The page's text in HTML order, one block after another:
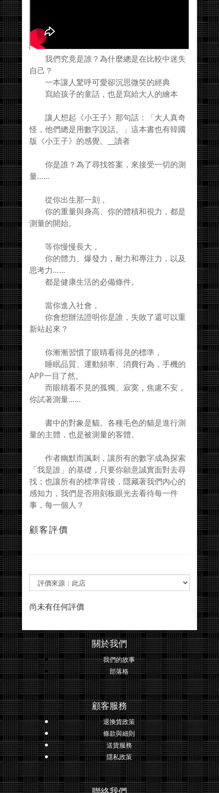
我們究竟是誰？為什麼總是在比較中迷失
自己？
一本讓人驚呼可愛卻沉思微笑的經典
寫給孩子的童話，也是寫給大人的繪本
讓人想起《小王子》那句話：「大人真奇
怪，他們總是用數字說話。」這本書也有韓國
版《小王子》的感覺。__讀者
你是誰？為了尋找答案，來接受一切的測
量……
從你出生那一刻，
你的重量與身高、你的體積和視力，都是
測量的開始。
等你慢慢長大，
你的體力、爆發力，耐力和專注力，以及
思考力……
都是健康生活的必備條件。
當你進入社會，
你會想辦法證明你是誰，失敗了還可以重
新站起來？
你漸漸習慣了眼睛看得見的標準，
睡眠品質、運動頻率、消費行為，手機的
APP一目了然。
而眼睛看不見的孤獨、寂寞，焦慮不安，
你試著測量……
書中的對象是貓。各種毛色的貓是進行測
量的主體，也是被測量的客體。
作者幽默而諷刺，讓所有的數字成為探索
「我是誰」的基礎，只要你願意誠實面對去尋
找；也讓所有的標準背後，隱藏著我們內心的
感知力，我們是否用刻板眼光去看待每一件
事，每一個人？
顧客評價
尚未有任何評價
關於我們
我們的故事
部落格
顧客服務
退換貨政策
條款與細則
送貨服務
隱私政策